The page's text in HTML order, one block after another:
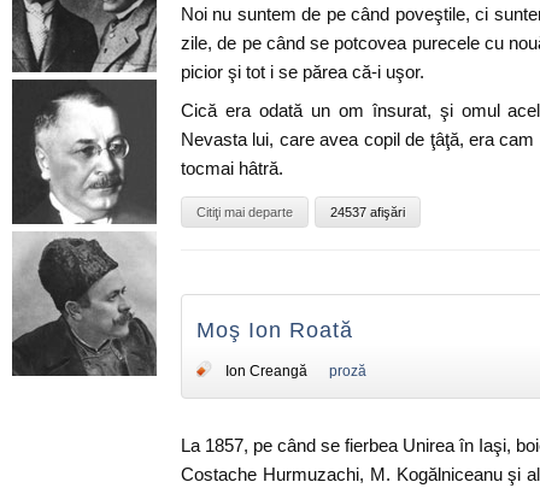
Noi nu suntem de pe când poveştile, ci
zile, de pe când se potcovea purecele cu
picior şi tot i se părea că-i uşor.
Cică era odată un om însurat, şi omul
Nevasta lui, care avea copil de ţâţă, era
tocmai hâtră.
Citiţi mai departe 24537 afişări
Moş Ion Roată
Ion Creangă proză
La 1857, pe când se fierbea Unirea în Iaşi,
Costache Hurmuzachi, M. Kogălniceanu şi